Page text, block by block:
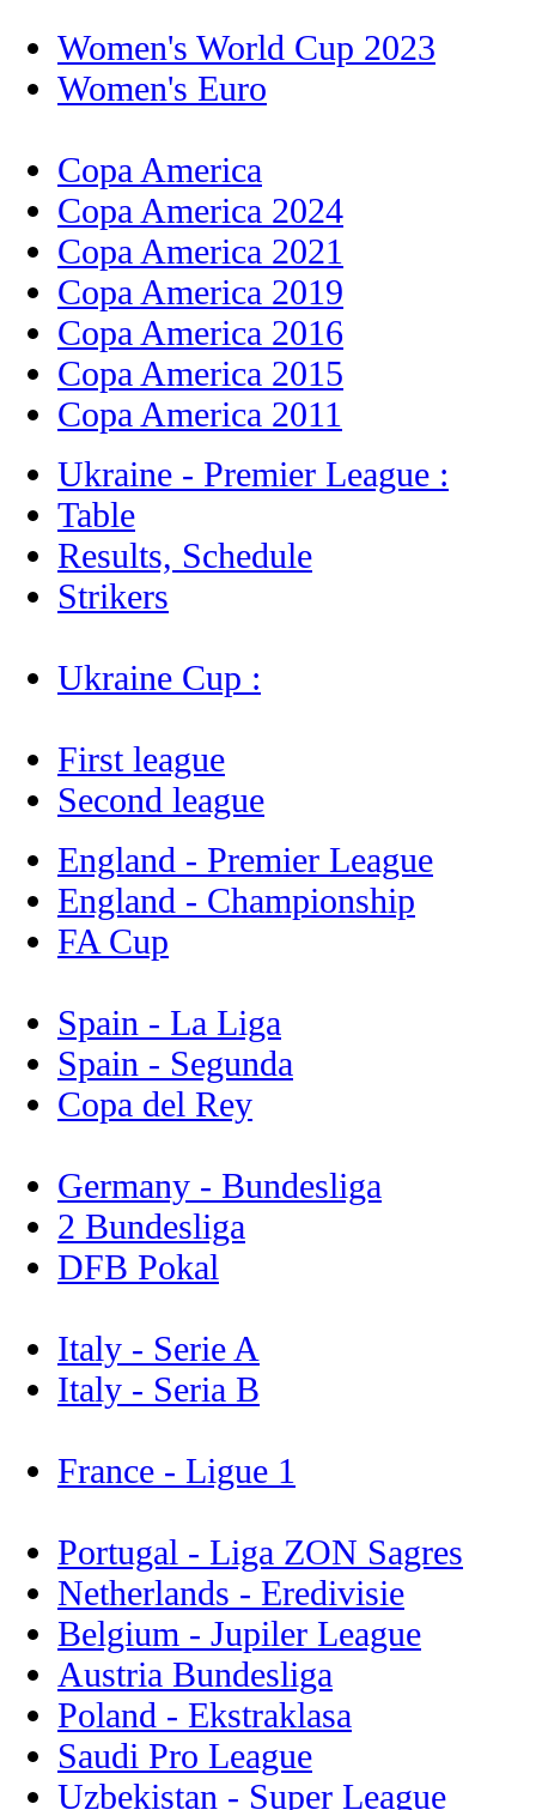
Women's World Cup 2023
Women's Euro
Copa America
Copa America 2024
Copa America 2021
Copa America 2019
Copa America 2016
Copa America 2015
Copa America 2011
Ukraine - Premier League :
Table
Results, Schedule
Strikers
Ukraine Cup :
First league
Second league
England - Premier League
England - Championship
FA Cup
Spain - La Liga
Spain - Segunda
Copa del Rey
Germany - Bundesliga
2 Bundesliga
DFB Pokal
Italy - Serie A
Italy - Seria B
France - Ligue 1
Portugal - Liga ZON Sagres
Netherlands - Eredivisie
Belgium - Jupiler League
Austria Bundesliga
Poland - Ekstraklasa
Saudi Pro League
Uzbekistan - Super League